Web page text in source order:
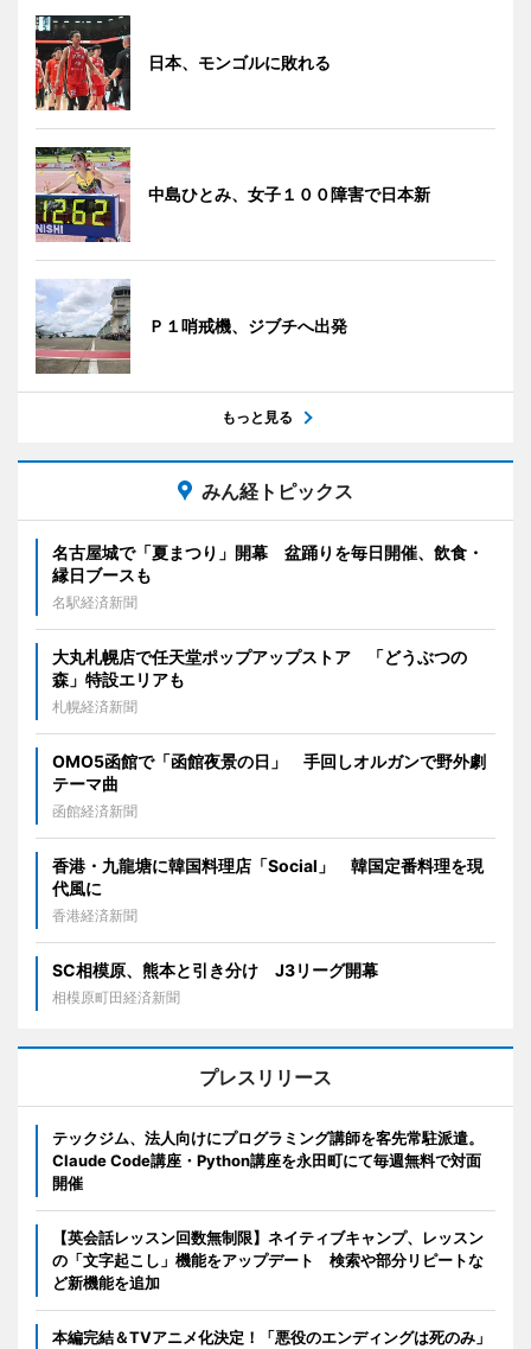
日本、モンゴルに敗れる
中島ひとみ、女子１００障害で日本新
Ｐ１哨戒機、ジブチへ出発
もっと見る
みん経トピックス
名古屋城で「夏まつり」開幕 盆踊りを毎日開催、飲食・
縁日ブースも
名駅経済新聞
大丸札幌店で任天堂ポップアップストア 「どうぶつの
森」特設エリアも
札幌経済新聞
OMO5函館で「函館夜景の日」 手回しオルガンで野外劇
テーマ曲
函館経済新聞
香港・九龍塘に韓国料理店「Social」 韓国定番料理を現
代風に
香港経済新聞
SC相模原、熊本と引き分け J3リーグ開幕
相模原町田経済新聞
プレスリリース
テックジム、法人向けにプログラミング講師を客先常駐派遣。
Claude Code講座・Python講座を永田町にて毎週無料で対面
開催
【英会話レッスン回数無制限】ネイティブキャンプ、レッスン
の「文字起こし」機能をアップデート 検索や部分リピートな
ど新機能を追加
本編完結＆TVアニメ化決定！「悪役のエンディングは死のみ」